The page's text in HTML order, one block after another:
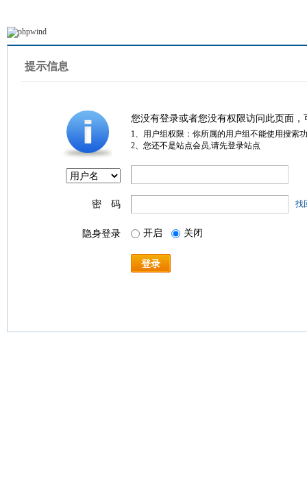
提示信息
您没有登录或者您没有权限访问此页面
1、用户组权限：你所属的用户组不能使用搜索
2、您还不是站点会员,请先登录站点
密 码 找
隐身登录 开启 关闭
登录